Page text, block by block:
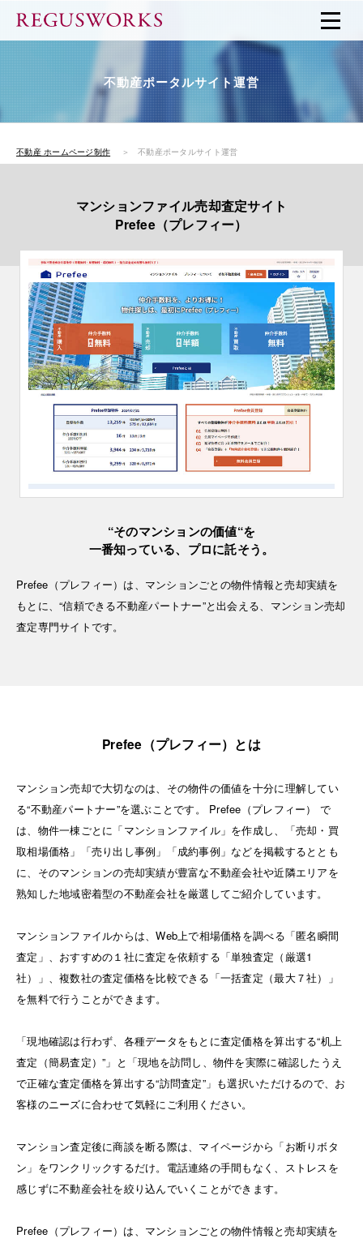
不動産ポータルサイト運営
不動産 ホームページ制作 ＞ 不動産ポータルサイト運営
マンションファイル売却査定サイト
Prefee（プレフィー）
“そのマンションの価値“を
一番知っている、プロに託そう。
Prefee（プレフィー）は、マンションごとの物件情報と売却実績を
もとに、“信頼できる不動産パートナー”と出会える、マンション売却
査定専門サイトです。
Prefee（プレフィー）とは
マンション売却で大切なのは、その物件の価値を十分に理解してい
る“不動産パートナー”を選ぶことです。 Prefee（プレフィー） で
は、物件一棟ごとに「マンションファイル」を作成し、「売却・買
取相場価格」「売り出し事例」「成約事例」などを掲載するととも
に、そのマンションの売却実績が豊富な不動産会社や近隣エリアを
熟知した地域密着型の不動産会社を厳選してご紹介しています。
マンションファイルからは、Web上で相場価格を調べる「匿名瞬間
査定」、おすすめの１社に査定を依頼する「単独査定（厳選1
社）」、複数社の査定価格を比較できる「一括査定（最大７社）」
を無料で行うことができます。
「現地確認は行わず、各種データをもとに査定価格を算出する“机上
査定（簡易査定）”」と「現地を訪問し、物件を実際に確認したうえ
で正確な査定価格を算出する“訪問査定”」も選択いただけるので、お
客様のニーズに合わせて気軽にご利用ください。
マンション査定後に商談を断る際は、マイページから「お断りボタ
ン」をワンクリックするだけ。電話連絡の手間もなく、ストレスを
感じずに不動産会社を絞り込んでいくことができます。
Prefee（プレフィー）は、マンションごとの物件情報と売却実績を